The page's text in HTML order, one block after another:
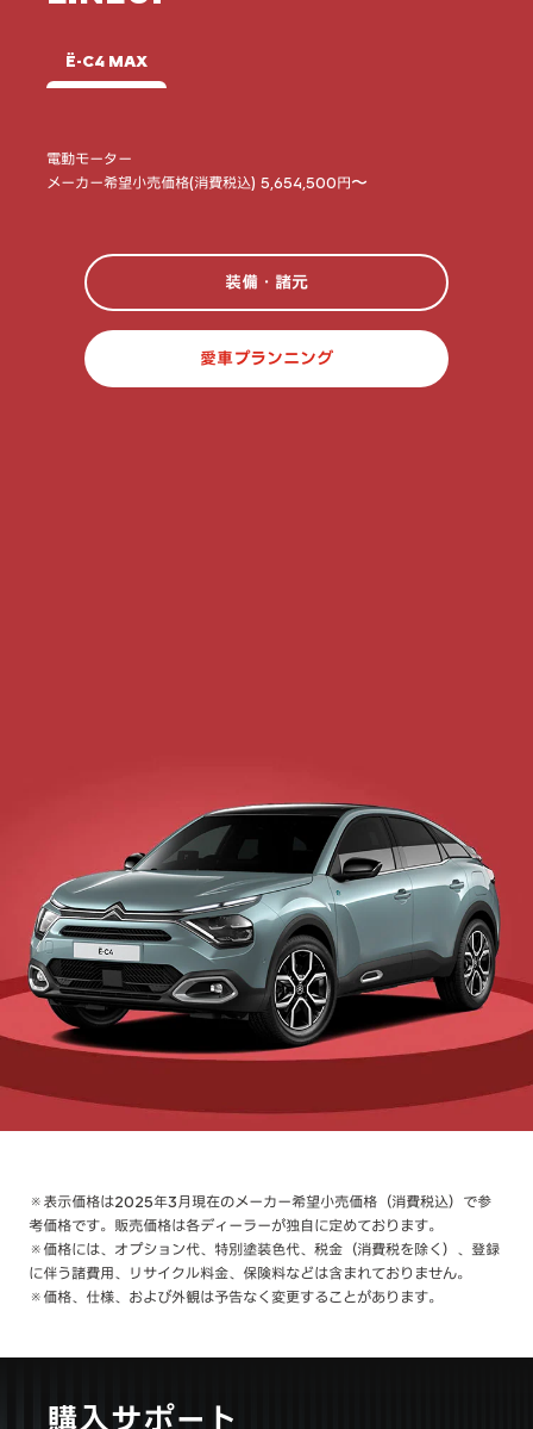
電動モーター
メーカー希望小売価格(消費税込) 5,654,500円〜
装備・諸元
愛車プランニング
Ë-C4 MAX
※表示価格は2025年3月現在のメーカー希望小売価格（消費税込）で参
考価格です。販売価格は各ディーラーが独自に定めております。
※価格には、オプション代、特別塗装色代、税金（消費税を除く）、登録
に伴う諸費用、リサイクル料金、保険料などは含まれておりません。
※価格、仕様、および外観は予告なく変更することがあります。
購入サポート